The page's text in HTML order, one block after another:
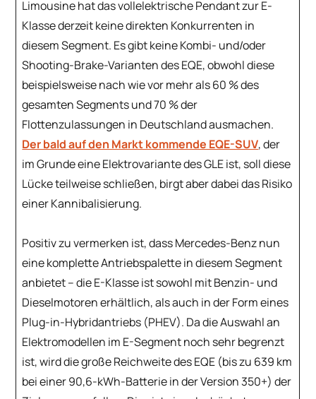
Limousine hat das vollelektrische Pendant zur E-
Klasse derzeit keine direkten Konkurrenten in
diesem Segment. Es gibt keine Kombi- und/oder
Shooting-Brake-Varianten des EQE, obwohl diese
beispielsweise nach wie vor mehr als 60 % des
gesamten Segments und 70 % der
Flottenzulassungen in Deutschland ausmachen.
Der bald auf den Markt kommende EQE-SUV, der
im Grunde eine Elektrovariante des GLE ist, soll diese
Lücke teilweise schließen, birgt aber dabei das Risiko
einer Kannibalisierung.
Positiv zu vermerken ist, dass Mercedes-Benz nun
eine komplette Antriebspalette in diesem Segment
anbietet – die E-Klasse ist sowohl mit Benzin- und
Dieselmotoren erhältlich, als auch in der Form eines
Plug-in-Hybridantriebs (PHEV). Da die Auswahl an
Elektromodellen im E-Segment noch sehr begrenzt
ist, wird die große Reichweite des EQE (bis zu 639 km
bei einer 90,6-kWh-Batterie in der Version 350+) der